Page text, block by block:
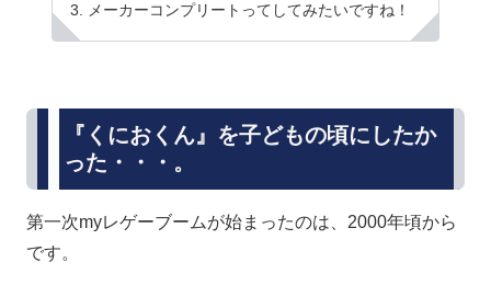
メーカーコンプリートってしてみたいですね！
『くにおくん』を子どもの頃にしたか
った・・・。
第一次myレゲーブームが始まったのは、2000年頃から
です。